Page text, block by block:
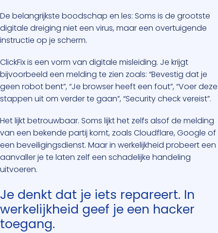
De belangrijkste boodschap en les: Soms is de grootste
digitale dreiging niet een virus, maar een overtuigende
instructie op je scherm.
ClickFix is een vorm van digitale misleiding. Je krijgt
bijvoorbeeld een melding te zien zoals: “Bevestig dat je
geen robot bent”, “Je browser heeft een fout”, “Voer deze
stappen uit om verder te gaan”, “Security check vereist”.
Het lijkt betrouwbaar. Soms lijkt het zelfs alsof de melding
van een bekende partij komt, zoals Cloudflare, Google of
een beveiligingsdienst. Maar in werkelijkheid probeert een
aanvaller je te laten zelf een schadelijke handeling
uitvoeren.
Je denkt dat je iets repareert. In
werkelijkheid geef je een hacker
toegang.